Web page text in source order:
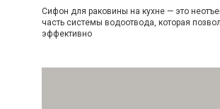
Сифон для раковины на кухне — это
часть системы водоотвода, которая
эффективно